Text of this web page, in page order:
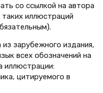
со ссылкой на автора
таких иллюстраций
зарубежного издания,
всех обозначений на
иллюстрации:
цитируемого в